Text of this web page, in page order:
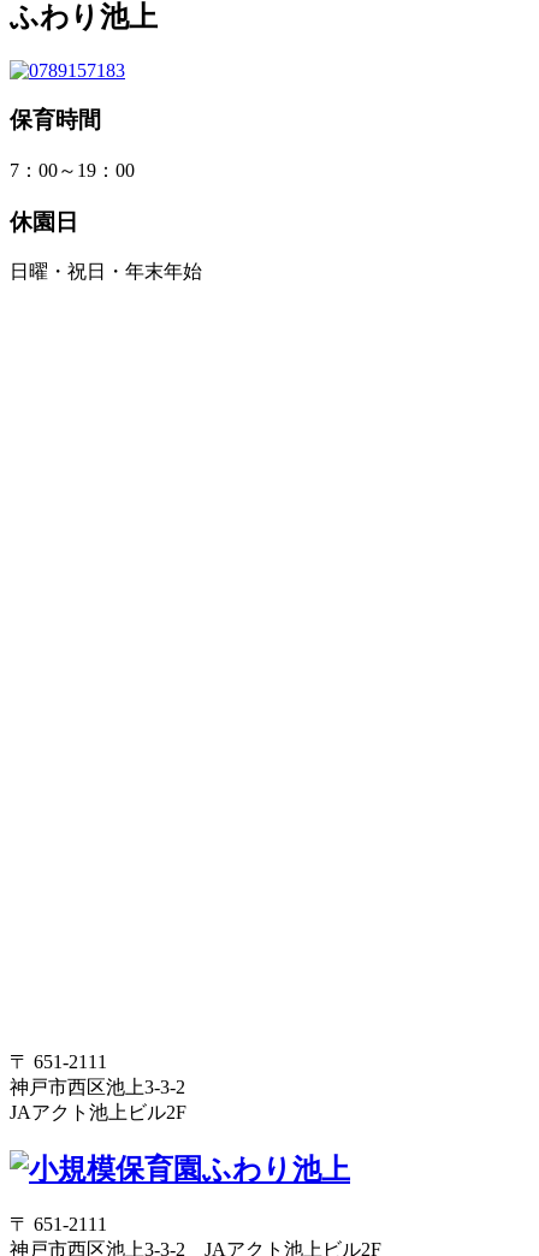
ふわり池上
保育時間
7：00～19：00
休園日
日曜・祝日・年末年始
〒 651-2111
神戸市西区池上3-3-2
JAアクト池上ビル2F
〒 651-2111
神戸市西区池上3-3-2 JAアクト池上ビル2F